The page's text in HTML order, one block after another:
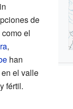
de
el
,
han
el valle
fértil.